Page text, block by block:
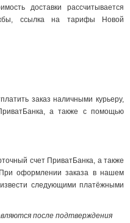
доставки рассчитывается
ссылка на тарифы Новой
заказ наличными курьеру,
а также с помощью
счет ПриватБанка, а также
оформлении заказа в нашем
следующими платёжными
после подтверждения